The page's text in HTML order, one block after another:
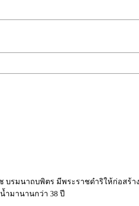
บรมนาถบพิตร มีพระราชดำริให้ก่อส
ำมานานกว่า 38 ปี